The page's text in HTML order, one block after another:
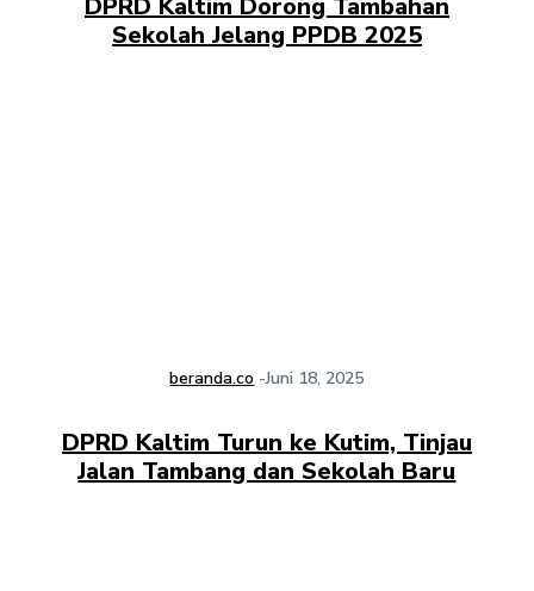
DPRD Kaltim Dorong Tambahan
Sekolah Jelang PPDB 2025
beranda.co -Juni 18, 2025
DPRD Kaltim Turun ke Kutim, Tinjau
Jalan Tambang dan Sekolah Baru